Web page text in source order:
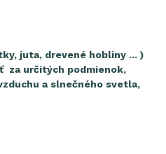
juta, drevené hobliny ... )
za určitých podmienok,
a slnečného svetla,